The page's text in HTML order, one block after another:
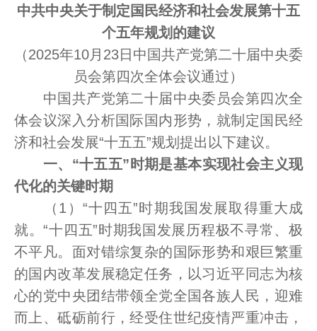
中共中央关于制定国民经济和社会发展第十五
个五年规划的建议
（2025年10月23日中国共产党第二十届中央委
员会第四次全体会议通过）
中国共产党第二十届中央委员会第四次全
体会议深入分析国际国内形势，就制定国民经
济和社会发展“十五五”规划提出以下建议。
一、“十五五”时期是基本实现社会主义现
代化的关键时期
（1）“十四五”时期我国发展取得重大成
就。“十四五”时期我国发展历程极不寻常、极
不平凡。面对错综复杂的国际形势和艰巨繁重
的国内改革发展稳定任务，以习近平同志为核
心的党中央团结带领全党全国各族人民，迎难
而上、砥砺前行，经受住世纪疫情严重冲击，